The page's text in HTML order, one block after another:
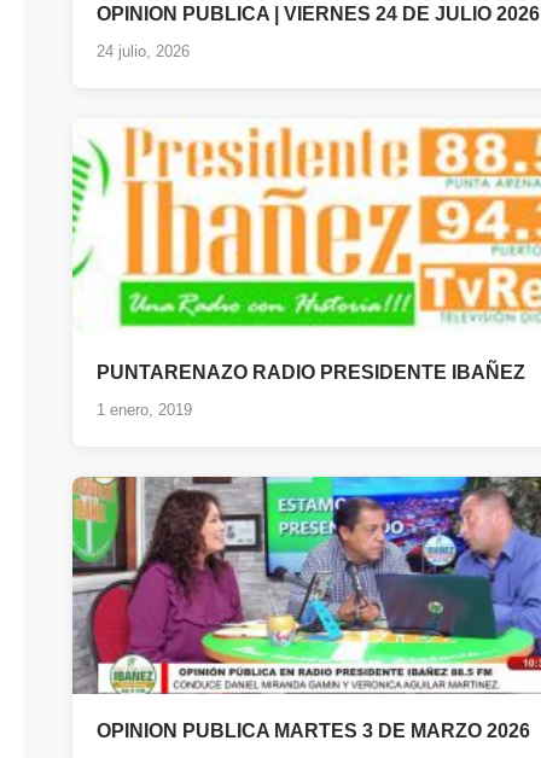
OPINION PUBLICA | VIERNES 24 DE JULIO 2026
24 julio, 2026
PUNTARENAZO RADIO PRESIDENTE IBAÑEZ
1 enero, 2019
OPINION PUBLICA MARTES 3 DE MARZO 2026